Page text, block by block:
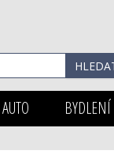
AUTO BYDLENÍ